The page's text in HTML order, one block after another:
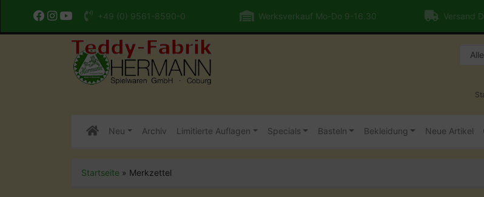
+49 (0) 9561-8590-0 Werksverkauf Mo-Do 9-16.30 Versand
Neu Archiv Limitierte Auflagen Specials Basteln Bekleidung Neue Artikel
Startseite » Merkzettel